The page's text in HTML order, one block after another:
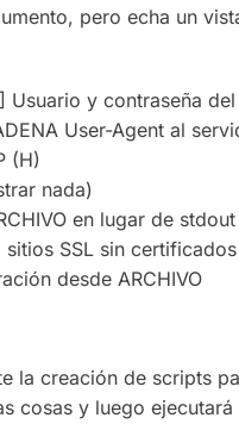
pero echa un
Usuario y contraseña
User-Agent al
(H)
nada)
en lugar de stdout
SSL sin
desde ARCHIVO
la creación de scripts
cosas y luego